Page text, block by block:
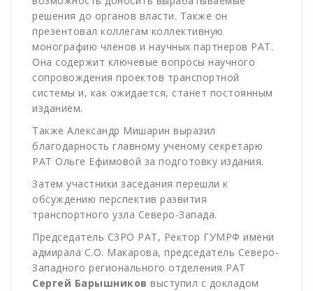
решения до органов власти. Также он
презентовал коллегам коллективную
монографию членов и научных партнеров РАТ.
Она содержит ключевые вопросы научного
сопровождения проектов транспортной
системы и, как ожидается, станет постоянным
изданием.
Также Александр Мишарин выразил
благодарность главному ученому секретарю
РАТ Ольге Ефимовой за подготовку издания.
Затем участники заседания перешли к
обсуждению перспектив развития
транспортного узла Северо-Запада.
Председатель СЗРО РАТ, Ректор ГУМРФ имени
адмирала С.О. Макарова, председатель Северо-
Западного регионального отделения РАТ
Сергей Барышников выступил с докладом